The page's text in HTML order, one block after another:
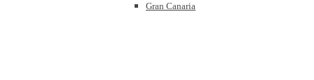
Gran Canaria